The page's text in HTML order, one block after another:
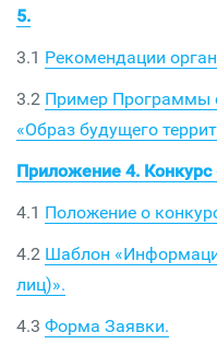
5.
3.1 Рекомендации
3.2 Пример Программы
«Образ будущего
Приложение 4.
4.1 Положение о
4.2 Шаблон
лиц)».
4.3 Форма Заявки.